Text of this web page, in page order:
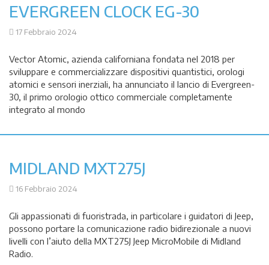
EVERGREEN CLOCK EG-30
17 Febbraio 2024
Vector Atomic, azienda californiana fondata nel 2018 per
sviluppare e commercializzare dispositivi quantistici, orologi
atomici e sensori inerziali, ha annunciato il lancio di Evergreen-
30, il primo orologio ottico commerciale completamente
integrato al mondo
MIDLAND MXT275J
16 Febbraio 2024
Gli appassionati di fuoristrada, in particolare i guidatori di Jeep,
possono portare la comunicazione radio bidirezionale a nuovi
livelli con l’aiuto della MXT275J Jeep MicroMobile di Midland
Radio.